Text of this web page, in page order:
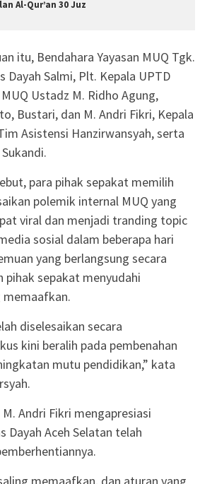
Al-Qur’an 30 Juz
itu, Bendahara Yayasan MUQ Tgk.
Dayah Salmi, Plt. Kepala UPTD
Ustadz M. Ridho Agung,
Bustari, dan M. Andri Fikri, Kepala
Asistensi Hanzirwansyah, serta
para pihak sepakat memilih
polemik internal MUQ yang
viral dan menjadi tranding topic
sosial dalam beberapa hari
yang berlangsung secara
pihak sepakat menyudahi
memaafkan.
diselesaikan secara
kini beralih pada pembenahan
mutu pendidikan,” kata
Andri Fikri mengapresiasi
Dayah Aceh Selatan telah
memaafkan, dan aturan yang